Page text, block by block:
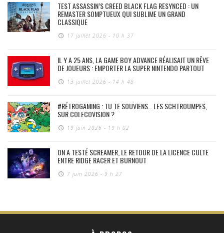
TEST ASSASSIN’S CREED BLACK FLAG RESYNCED : UN
REMASTER SOMPTUEUX QUI SUBLIME UN GRAND
CLASSIQUE
17 juillet 2026 - 10 h 37
IL Y A 25 ANS, LA GAME BOY ADVANCE RÉALISAIT UN RÊVE
DE JOUEURS : EMPORTER LA SUPER NINTENDO PARTOUT
13 juillet 2026 - 14 h 48
#RÉTROGAMING : TU TE SOUVIENS… LES SCHTROUMPFS,
SUR COLECOVISION ?
19 juin 2026 - 19 h 02
ON A TESTÉ SCREAMER, LE RETOUR DE LA LICENCE CULTE
ENTRE RIDGE RACER ET BURNOUT
7 juin 2026 - 9 h 27